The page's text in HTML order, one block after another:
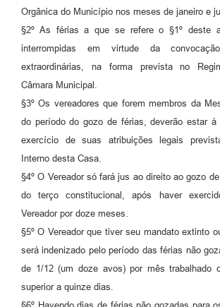
Orgânica do Município nos meses de janeiro e
§2º As férias a que se refere o §1º deste
interrompidas em virtude da
extraordinárias, na forma prevista no
Câmara Municipal.
§3º Os vereadores que forem membros da
do período do gozo de férias, deverão estar à
exercício de suas atribuições legais
Interno desta Casa.
§4º O Vereador só fará jus ao direito ao gozo
do terço constitucional, após haver
Vereador por doze meses.
§5º O Vereador que tiver seu mandato extinto
será indenizado pelo período das férias não
de 1/12 (um doze avos) por mês trabalhado
superior a quinze dias.